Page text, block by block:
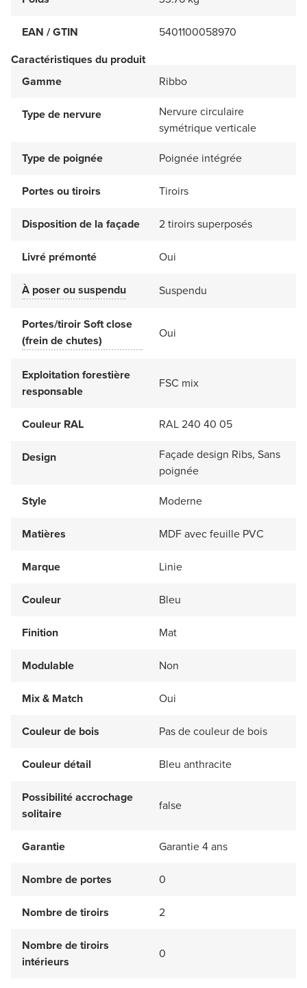
EAN / GTIN
5401100058970
Caractéristiques du produit
Gamme
Ribbo
Type de nervure
Nervure circulaire
symétrique verticale
Type de poignée
Poignée intégrée
Portes ou tiroirs Tiroirs
Disposition de la façade 2 tiroirs superposés
Livré prémonté Oui
À poser ou suspendu Suspendu
Portes/tiroir Soft close
(frein de chutes)
Oui
Exploitation forestière
responsable
FSC mix
Couleur RAL RAL 240 40 05
Design
Façade design Ribs, Sans
poignée
Style
Moderne
Matières MDF avec feuille PVC
Marque Linie
Couleur Bleu
Finition Mat
Modulable Non
Mix & Match Oui
Couleur de bois Pas de couleur de bois
Couleur détail Bleu anthracite
Possibilité accrochage
solitaire
false
Garantie Garantie 4 ans
Nombre de portes 0
Nombre de tiroirs 2
Nombre de tiroirs
intérieurs
0